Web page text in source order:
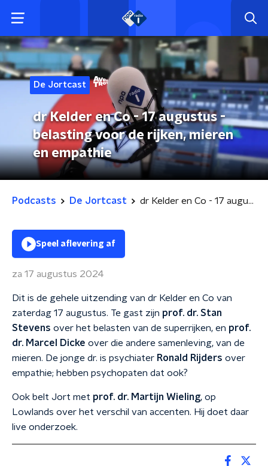
De Jortcast
dr Kelder en Co - 17 augustus -
belasting voor de rijken, mieren
en empathie
Podcasts De Jortcast dr Kelder en Co - 17 augustus - belasting voor de rijken, mieren en empathie
Speel aflevering af
za 17 augustus 2024
Dit is de gehele uitzending van dr Kelder en Co van
zaterdag 17 augustus. Te gast zijn prof. dr. Stan
Stevens over het belasten van de superrijken, en prof.
dr. Marcel Dicke over die andere samenleving, van de
mieren. De jonge dr. is psychiater Ronald Rijders over
empathie; hebben psychopaten dat ook?
Ook belt Jort met prof. dr. Martijn Wieling, op
Lowlands over het verschil van accenten. Hij doet daar
live onderzoek.